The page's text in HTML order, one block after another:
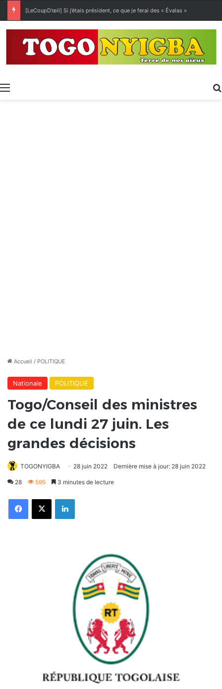
[LeCoupD’œil] Si j’étais président, ce que je ferai des « Évalas »
Menu
Accueil / POLITIQUE
Nationale POLITIQUE
Togo/Conseil des ministres
de ce lundi 27 juin. Les
grandes décisions
TOGONYIGBA 28 juin 2022 Dernière mise à jour: 28 juin 2022
28 595 3 minutes de lecture
FacebookX Linkedin